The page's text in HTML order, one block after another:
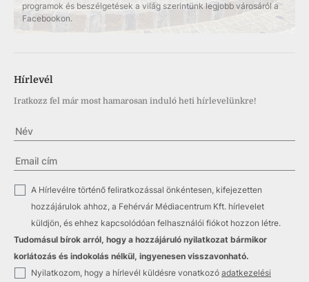
programok és beszélgetések a világ szerintünk legjobb városáról a
Facebookon.
Hírlevél
Iratkozz fel már most hamarosan induló heti hírlevelünkre!
A Hírlevélre történő feliratkozással önkéntesen, kifejezetten
hozzájárulok ahhoz, a Fehérvár Médiacentrum Kft. hírlevelet
küldjön, és ehhez kapcsolódóan felhasználói fiókot hozzon létre.
Tudomásul bírok arról, hogy a hozzájáruló nyilatkozat bármikor
korlátozás és indokolás nélkül, ingyenesen visszavonható.
Nyilatkozom, hogy a hírlevél küldésre vonatkozó adatkezelési